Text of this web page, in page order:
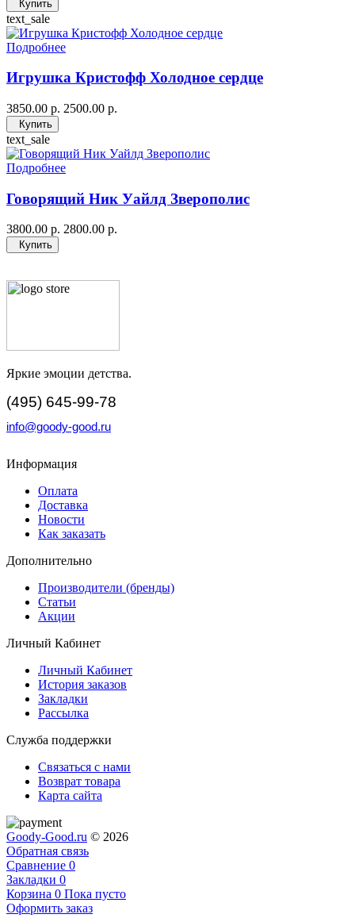
Купить
text_sale
Подробнее
Игрушка Кристофф Холодное сердце
3850.00 р. 2500.00 р.
Купить
text_sale
Подробнее
Говорящий Ник Уайлд Зверополис
3800.00 р. 2800.00 р.
Купить
Яркие эмоции детства.
(495) 645-99-78
info@goody-good.ru
Информация
Оплата
Доставка
Новости
Как заказать
Дополнительно
Производители (бренды)
Статьи
Акции
Личный Кабинет
Личный Кабинет
История заказов
Закладки
Рассылка
Служба поддержки
Связаться с нами
Возврат товара
Карта сайта
Goody-Good.ru © 2026
Обратная связь
Сравнение 0
Закладки 0
Корзина 0 Пока пусто
Оформить заказ